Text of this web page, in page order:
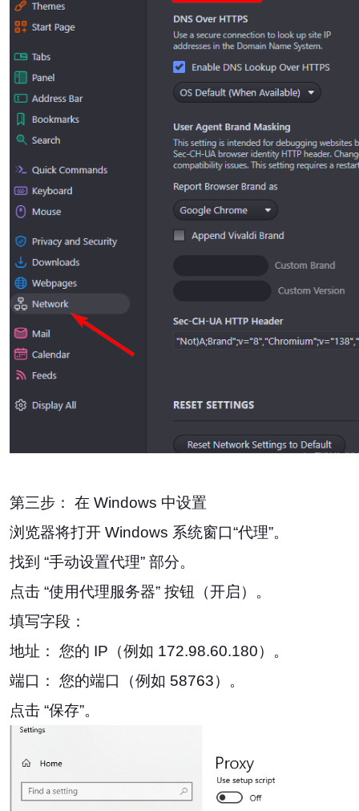
第三步： 在 Windows 中设置
浏览器将打开 Windows 系统窗口“代理”。
找到 “手动设置代理” 部分。
点击 “使用代理服务器” 按钮（开启）。
填写字段：
地址： 您的 IP（例如 172.98.60.180）。
端口： 您的端口（例如 58763）。
点击 “保存”。